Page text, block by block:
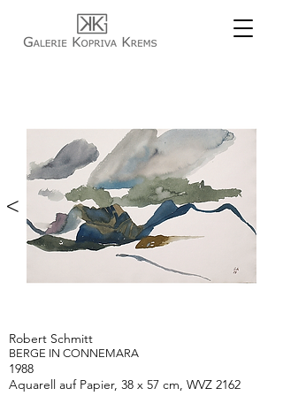
<
Robert Schmitt
BERGE IN CONNEMARA
1988
Aquarell auf Papier, 38 x 57 cm, WVZ 2162